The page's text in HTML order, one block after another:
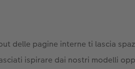
delle pagine interne ti lascia
ispirare dai nostri modelli